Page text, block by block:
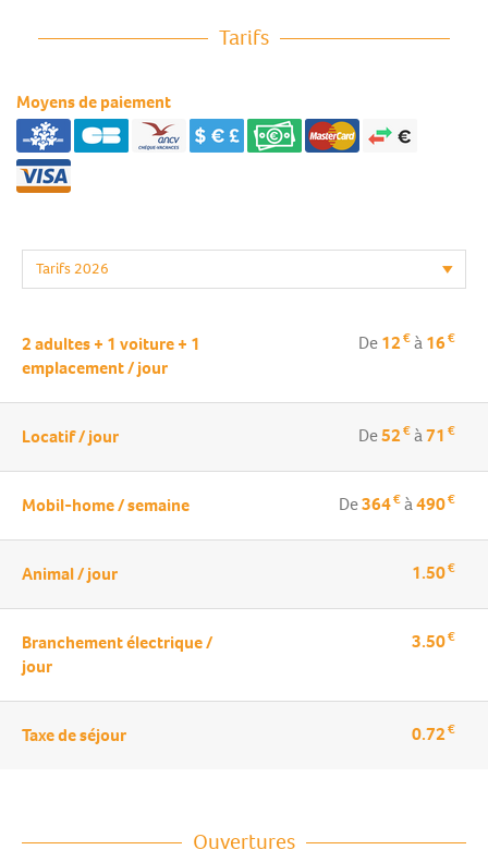
Tarifs
Moyens de paiement
2 adultes + 1 voiture + 1
emplacement / jour
De12€à16€
Locatif / jour De52€à71 €
Mobil-home / semaine De364€à490€
Animal / jour 1.50€
Branchement électrique /
jour
3.50€
Taxe de séjour 0.72€
Ouvertures